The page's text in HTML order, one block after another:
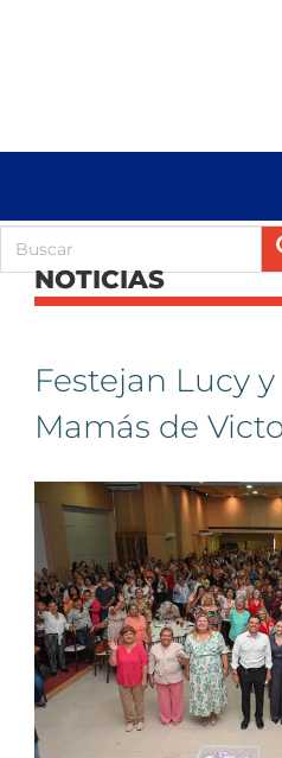
NOTICIAS
Festejan Lucy
Mamás de